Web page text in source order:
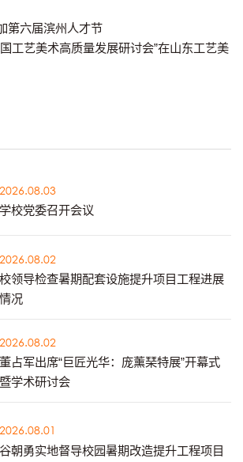
第六届滨州人才节
工艺美术高质量发展研讨会”在山东工艺美
2026.08.03
学校党委召开会议
2026.08.02
校领导检查暑期配套设施提升项目工程进展
情况
2026.08.02
董占军出席“巨匠光华：庞薰琹特展”开幕式
暨学术研讨会
2026.08.01
谷朝勇实地督导校园暑期改造提升工程项目